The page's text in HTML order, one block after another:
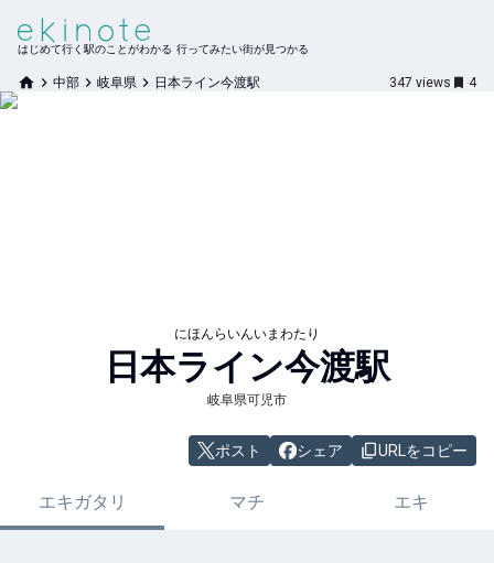
はじめて行く駅のことがわかる 行ってみたい街が見つかる
中部 岐阜県 日本ライン今渡駅 347 views 4
にほんらいんいまわたり
日本ライン今渡駅
岐阜県可児市
ポスト シェア URLをコピー
エキガタリ マチ エキ